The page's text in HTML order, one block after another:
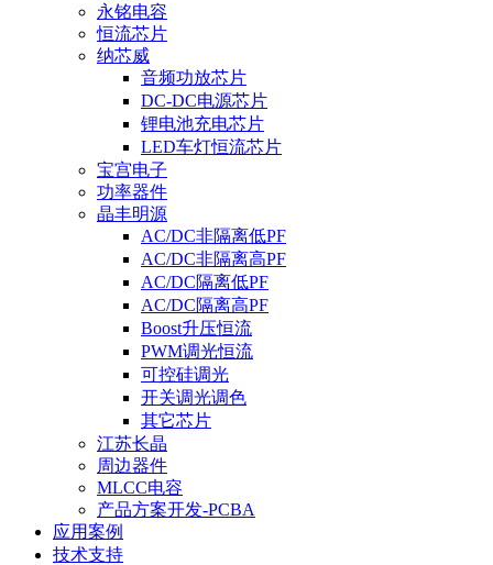
永铭电容
恒流芯片
纳芯威
音频功放芯片
DC-DC电源芯片
锂电池充电芯片
LED车灯恒流芯片
宝宫电子
功率器件
晶丰明源
AC/DC非隔离低PF
AC/DC非隔离高PF
AC/DC隔离低PF
AC/DC隔离高PF
Boost升压恒流
PWM调光恒流
可控硅调光
开关调光调色
其它芯片
江苏长晶
周边器件
MLCC电容
产品方案开发-PCBA
应用案例
技术支持